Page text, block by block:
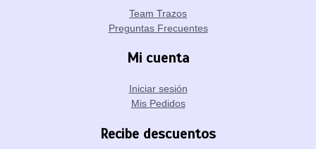
Team Trazos
Preguntas Frecuentes
Mi cuenta
Iniciar sesión
Mis Pedidos
Recibe descuentos